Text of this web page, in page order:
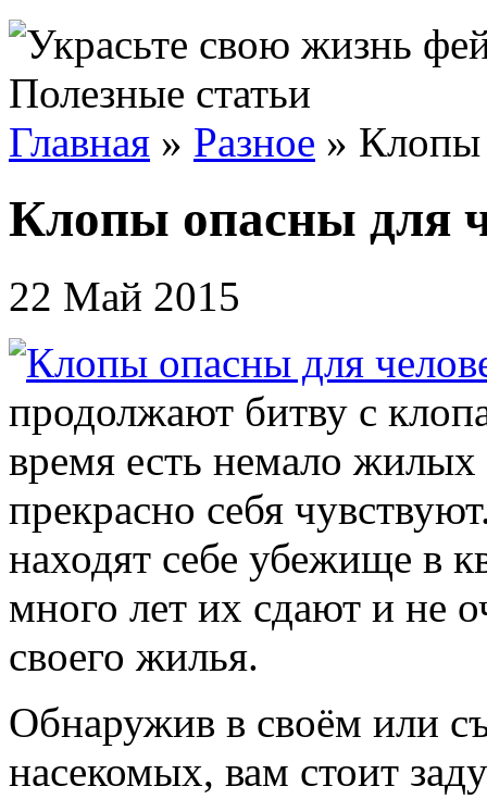
Полезные статьи
Главная » Разное » Клопы
Клопы опасны для
22 Май 2015
продолжают битву с
время есть немало
прекрасно себя
находят себе убежище в
много лет их сдают и не
своего жилья.
Обнаружив в своём или
насекомых, вам стоит